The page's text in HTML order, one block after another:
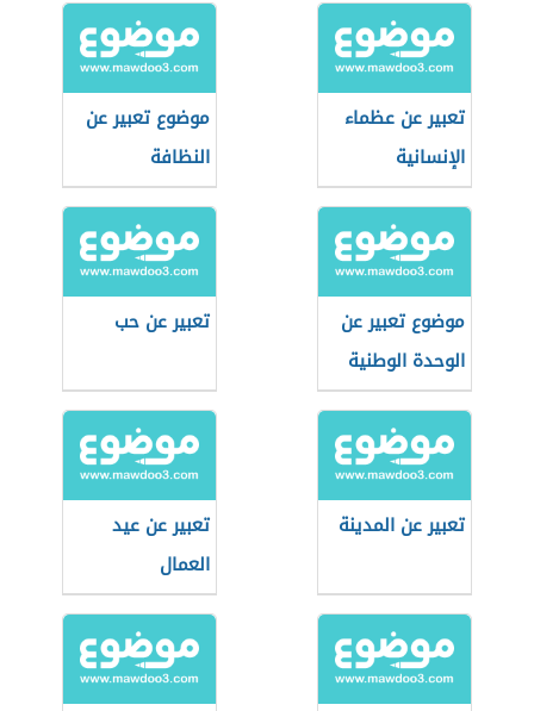
تعبير عن عظماء
الإنسانية
موضوع تعبير عن
النظافة
موضوع تعبير عن
الوحدة الوطنية
تعبير عن حب
تعبير عن المدينة
تعبير عن عيد
العمال